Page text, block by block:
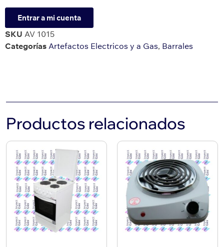
Entrar a mi cuenta
SKU AV 1015
Categorías Artefactos Electricos y a Gas, Barrales
Productos relacionados